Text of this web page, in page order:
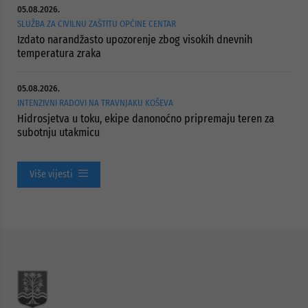
05.08.2026.
SLUŽBA ZA CIVILNU ZAŠTITU OPĆINE CENTAR
Izdato narandžasto upozorenje zbog visokih dnevnih
temperatura zraka
05.08.2026.
INTENZIVNI RADOVI NA TRAVNJAKU KOŠEVA
Hidrosjetva u toku, ekipe danonoćno pripremaju teren za
subotnju utakmicu
Više vijesti